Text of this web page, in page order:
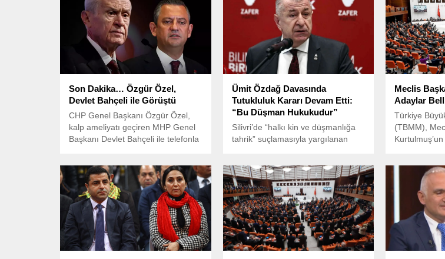
Son Dakika… Özgür Özel,
Devlet Bahçeli ile Görüştü
CHP Genel Başkanı Özgür Özel,
kalp ameliyatı geçiren MHP Genel
Başkanı Devlet Bahçeli ile telefonla
Ümit Özdağ Davasında
Tutukluluk Kararı Devam Etti:
“Bu Düşman Hukukudur”
Silivri’de “halkı kin ve düşmanlığa
tahrik” suçlamasıyla yargılanan
tutuklu olduğunu savundu.
Mahkeme, 142 gündür cezaevinde
bulunan Özdağ’ın tutukluluğunun
devamına karar verdi.
Meclis
Adaylar
Türkiye
(TBMM),
yeni
seçim